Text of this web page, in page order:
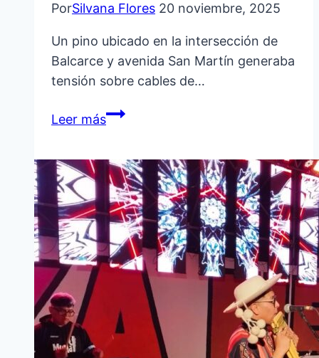
PorSilvana Flores 20 noviembre, 2025
Un pino ubicado en la intersección de
Balcarce y avenida San Martín generaba
tensión sobre cables de…
Leer másEL
DE
INMEDIATO
TRAS
PEDIDO
VECINAL